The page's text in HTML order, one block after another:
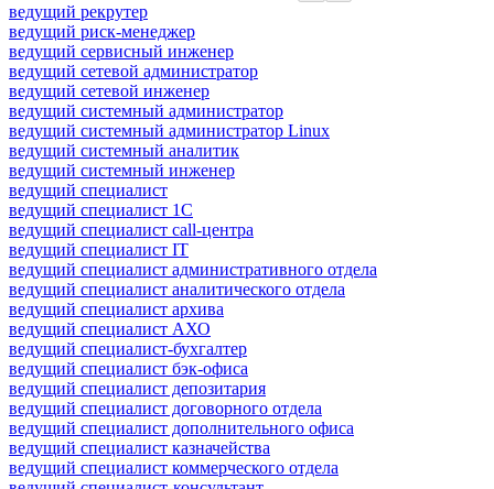
ведущий рекрутер
ведущий риск-менеджер
ведущий сервисный инженер
ведущий сетевой администратор
ведущий сетевой инженер
ведущий системный администратор
ведущий системный администратор Linux
ведущий системный аналитик
ведущий системный инженер
ведущий специалист
ведущий специалист 1С
ведущий специалист call-центра
ведущий специалист IT
ведущий специалист административного отдела
ведущий специалист аналитического отдела
ведущий специалист архива
ведущий специалист АХО
ведущий специалист-бухгалтер
ведущий специалист бэк-офиса
ведущий специалист депозитария
ведущий специалист договорного отдела
ведущий специалист дополнительного офиса
ведущий специалист казначейства
ведущий специалист коммерческого отдела